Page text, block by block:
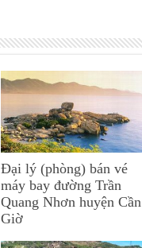
Đại lý (phòng) bán vé
máy bay đường Trần
Quang Nhơn huyện Cần
Giờ